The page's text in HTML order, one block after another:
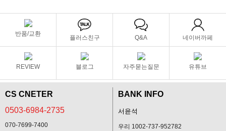
반품/교환
플러스친구 Q&A 네이버까페
REVIEW 블로그 자주묻는질문 유튜브
CS CNETER
0503-6984-2735
070-7699-7400
BANK INFO
서윤석
우리 1002-737-952782